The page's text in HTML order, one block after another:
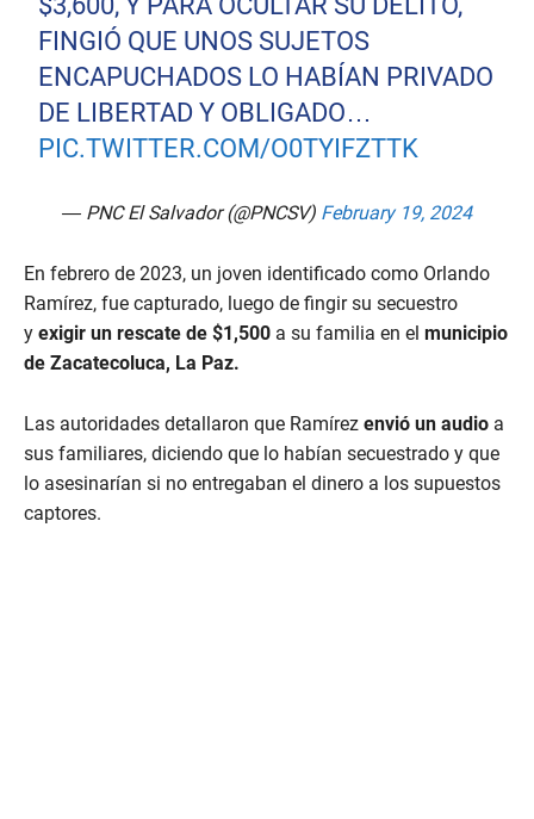
FINGIÓ QUE UNOS SUJETOS
ENCAPUCHADOS LO HABÍAN PRIVADO
DE LIBERTAD Y OBLIGADO…
PIC.TWITTER.COM/O0TYIFZTTK
— PNC El Salvador (@PNCSV) February 19, 2024
En febrero de 2023, un joven identificado como Orlando
Ramírez, fue capturado, luego de fingir su secuestro
y exigir un rescate de $1,500 a su familia en el municipio
de Zacatecoluca, La Paz.
Las autoridades detallaron que Ramírez envió un audio a
sus familiares, diciendo que lo habían secuestrado y que
lo asesinarían si no entregaban el dinero a los supuestos
captores.